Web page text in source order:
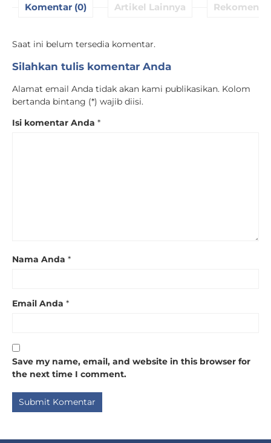
Komentar (0) Artikel Lainnya
Saat ini belum tersedia komentar.
Silahkan tulis komentar Anda
Alamat email Anda tidak akan kami publikasikan. Kolom
bertanda bintang (*) wajib diisi.
Isi komentar Anda *
Nama Anda *
Email Anda *
Save my name, email, and website in this browser for
the next time I comment.